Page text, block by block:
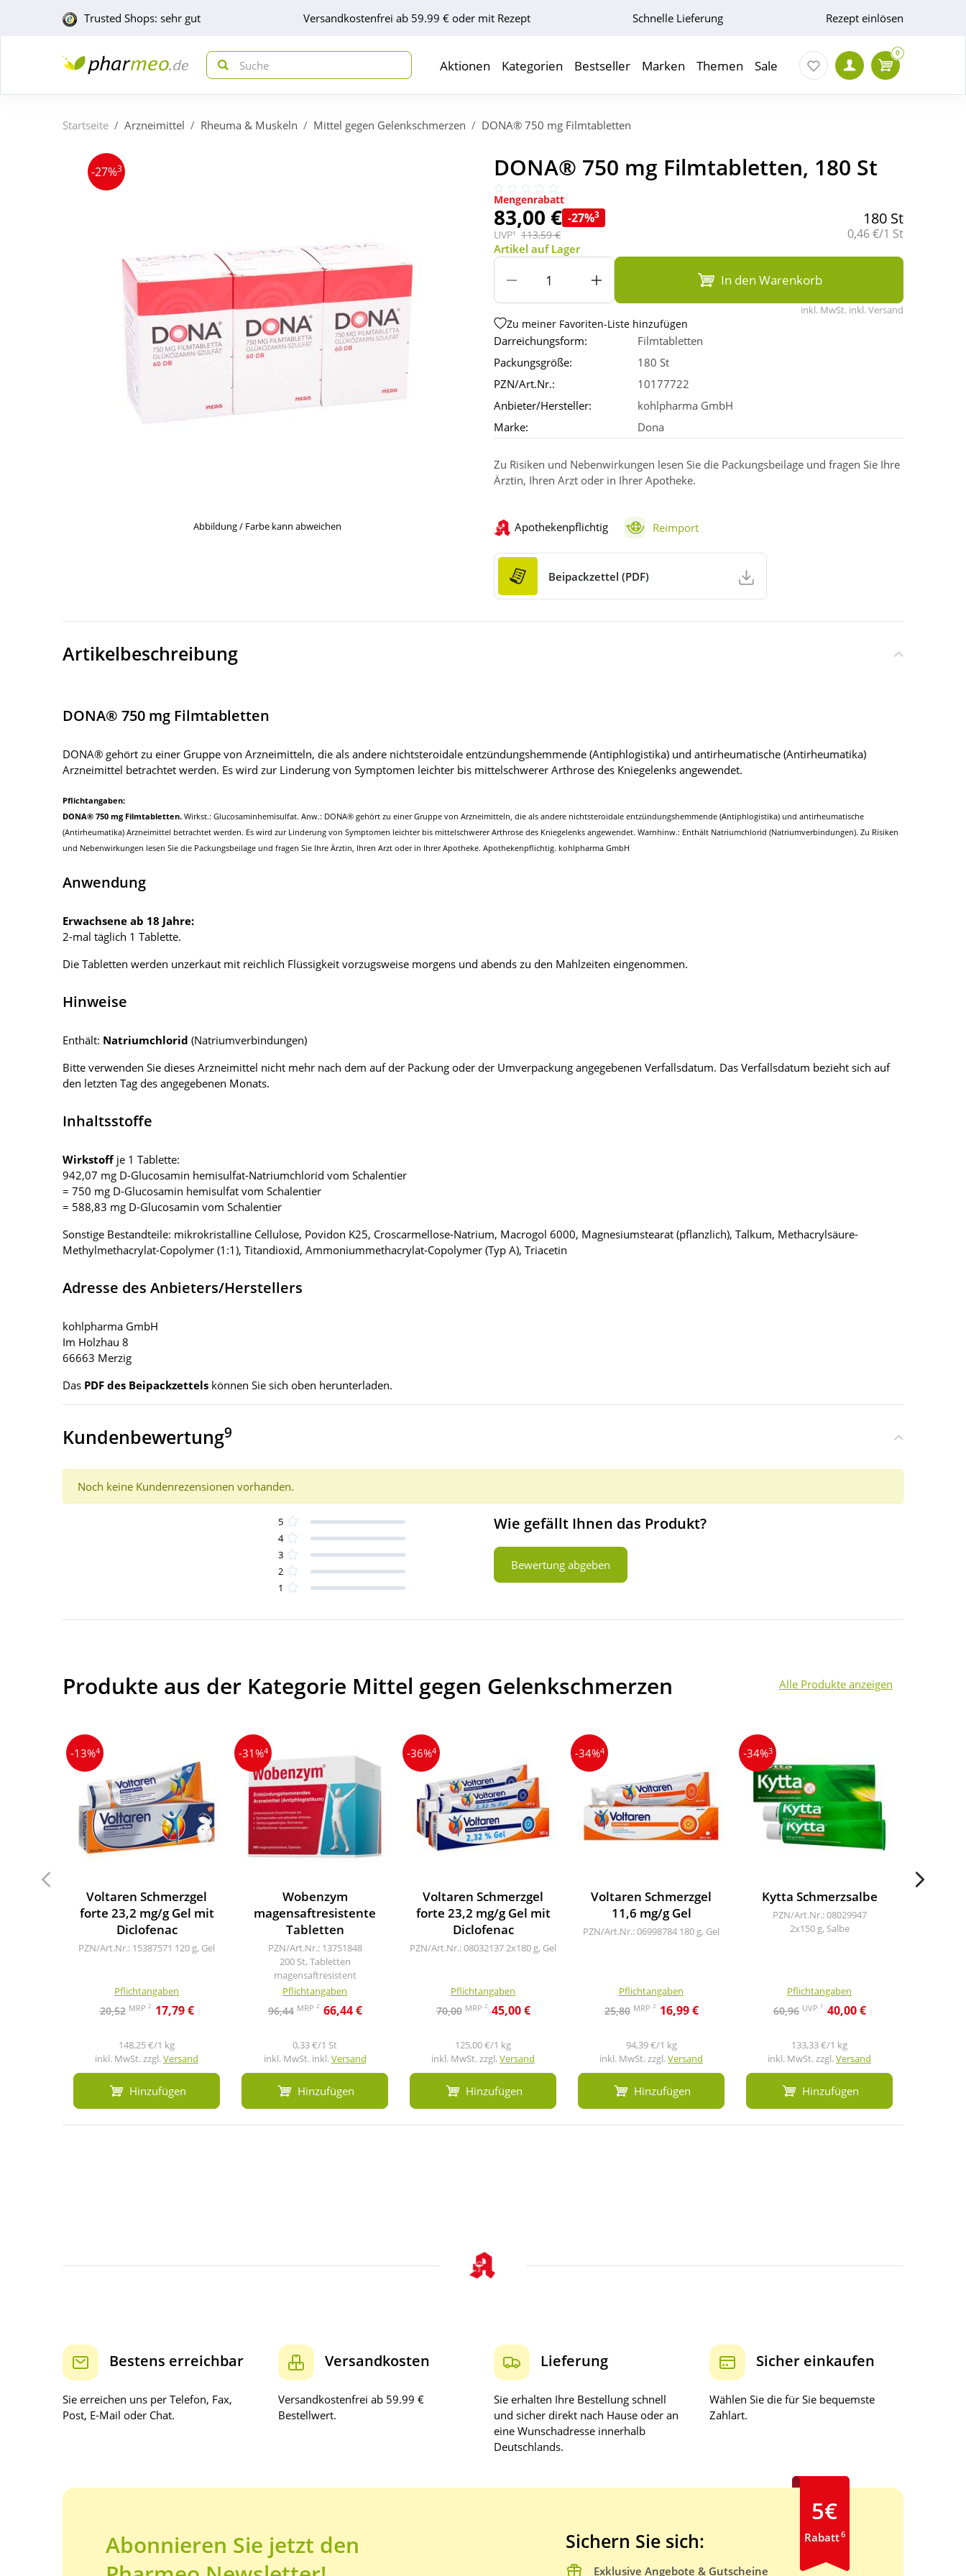
Trusted Shops: sehr gut Versandkostenfrei ab 59.99 € oder mit Rezept Schnelle Lieferung Rezept einlösen
Aktionen Kategorien Bestseller Marken Themen Sale
0
Startseite Arzneimittel Rheuma & Muskeln Mittel gegen Gelenkschmerzen DONA® 750 mg Filmtabletten
-27%3
Abbildung / Farbe kann abweichen
DONA® 750 mg Filmtabletten, 180 St
Mengenrabatt
83,00 € -27%3
UVP¹ 113,59 €
180 St
Grundpreis:
0,46 €/1 St
Artikel auf Lager
In den Warenkorb
inkl. MwSt. inkl. Versand
Zu meiner Favoriten-Liste hinzufügen
Darreichungsform:
Filmtabletten
Packungsgröße:
180 St
PZN/Art.Nr.:
10177722
Anbieter/Hersteller:
kohlpharma GmbH
Marke:
Dona
Zu Risiken und Nebenwirkungen lesen Sie die Packungsbeilage und fragen Sie Ihre
Ärztin, Ihren Arzt oder in Ihrer Apotheke.
Apothekenpflichtig Reimport
Beipackzettel (PDF)
Artikelbeschreibung
DONA® 750 mg Filmtabletten
DONA® gehört zu einer Gruppe von Arzneimitteln, die als andere nichtsteroidale entzündungshemmende (Antiphlogistika) und antirheumatische (Antirheumatika)
Arzneimittel betrachtet werden. Es wird zur Linderung von Symptomen leichter bis mittelschwerer Arthrose des Kniegelenks angewendet.
Pflichtangaben:
DONA® 750 mg Filmtabletten. Wirkst.: Glucosaminhemisulfat. Anw.: DONA® gehört zu einer Gruppe von Arzneimitteln, die als andere nichtsteroidale entzündungshemmende (Antiphlogistika) und antirheumatische
(Antirheumatika) Arzneimittel betrachtet werden. Es wird zur Linderung von Symptomen leichter bis mittelschwerer Arthrose des Kniegelenks angewendet. Warnhinw.: Enthält Natriumchlorid (Natriumverbindungen). Zu Risiken
und Nebenwirkungen lesen Sie die Packungsbeilage und fragen Sie Ihre Ärztin, Ihren Arzt oder in Ihrer Apotheke. Apothekenpflichtig. kohlpharma GmbH
Anwendung
Erwachsene ab 18 Jahre:
2-mal täglich 1 Tablette.
Die Tabletten werden unzerkaut mit reichlich Flüssigkeit vorzugsweise morgens und abends zu den Mahlzeiten eingenommen.
Hinweise
Enthält: Natriumchlorid (Natriumverbindungen)
Bitte verwenden Sie dieses Arzneimittel nicht mehr nach dem auf der Packung oder der Umverpackung angegebenen Verfallsdatum. Das Verfallsdatum bezieht sich auf
den letzten Tag des angegebenen Monats.
Inhaltsstoffe
Wirkstoff je 1 Tablette:
942,07 mg D-Glucosamin hemisulfat-Natriumchlorid vom Schalentier
= 750 mg D-Glucosamin hemisulfat vom Schalentier
= 588,83 mg D-Glucosamin vom Schalentier
Sonstige Bestandteile: mikrokristalline Cellulose, Povidon K25, Croscarmellose-Natrium, Macrogol 6000, Magnesiumstearat (pflanzlich), Talkum, Methacrylsäure-
Methylmethacrylat-Copolymer (1:1), Titandioxid, Ammoniummethacrylat-Copolymer (Typ A), Triacetin
Adresse des Anbieters/Herstellers
kohlpharma GmbH
Im Holzhau 8
66663 Merzig
Das PDF des Beipackzettels können Sie sich oben herunterladen.
Kundenbewertung9
Noch keine Kundenrezensionen vorhanden.
5
4
3
2
1
Wie gefällt Ihnen das Produkt?
Bewertung abgeben
Produkte aus der Kategorie Mittel gegen Gelenkschmerzen Alle Produkte anzeigen
-13%4
Voltaren Schmerzgel
forte 23,2 mg/g Gel mit
Diclofenac
PZN/Art.Nr.: 15387571 120 g, Gel
Pflichtangaben
20,52 MRP 2 17,79 €
148,25 €/1 kg
inkl. MwSt. zzgl.Versand
Hinzufügen
-31%4
Wobenzym
magensaftresistente
Tabletten
PZN/Art.Nr.: 13751848
200 St, Tabletten
magensaftresistent
Pflichtangaben
96,44 MRP 2 66,44 €
0,33 €/1 St
inkl. MwSt. inkl.Versand
Hinzufügen
-36%4
Voltaren Schmerzgel
forte 23,2 mg/g Gel mit
Diclofenac
PZN/Art.Nr.: 080321372x180 g, Gel
Pflichtangaben
70,00 MRP 2 45,00 €
125,00 €/1 kg
inkl. MwSt. zzgl.Versand
Hinzufügen
-34%4
Voltaren Schmerzgel
11,6 mg/g Gel
PZN/Art.Nr.: 06998784 180 g, Gel
Pflichtangaben
25,80 MRP 2 16,99 €
94,39 €/1 kg
inkl. MwSt. zzgl.Versand
Hinzufügen
-34%3
Kytta Schmerzsalbe
PZN/Art.Nr.: 08029947
2x150 g, Salbe
Pflichtangaben
60,96 UVP 1 40,00 €
133,33 €/1 kg
inkl. MwSt. zzgl.Versand
Hinzufügen
Bestens erreichbar
Sie erreichen uns per Telefon, Fax,
Post, E-Mail oder Chat.
Versandkosten
Versandkostenfrei ab 59.99 €
Bestellwert.
Lieferung
Sie erhalten Ihre Bestellung schnell
und sicher direkt nach Hause oder an
eine Wunschadresse innerhalb
Deutschlands.
Sicher einkaufen
Wählen Sie die für Sie bequemste
Zahlart.
Abonnieren Sie jetzt den
Sichern Sie sich:
Exklusive Angebote & Gutscheine
5€
Rabatt6